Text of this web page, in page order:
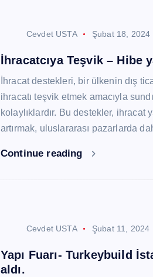
Cevdet USTA Şubat 18, 2024
İhracatcıya Teşvik – Hibe
İhracat destekleri, bir ülkenin dış
ihracatı teşvik etmek amacıyla
kolaylıklardır. Bu destekler, ihracat
artırmak, uluslararası pazarlarda
Continue reading
Cevdet USTA Şubat 11, 2024
Yapı Fuarı- Turkeybuild
aldı.